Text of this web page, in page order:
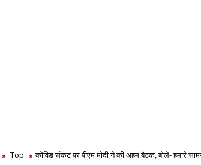
Top कोविड संकट पर पीएम मोदी ने की अहम बैठक, बोले- हमारे